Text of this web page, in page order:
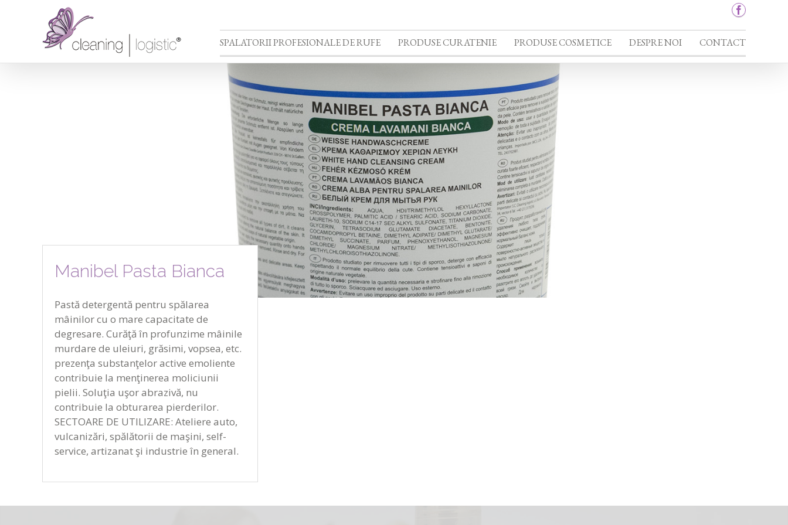
SPALATORII PROFESIONALE DE RUFE PRODUSE CURATENIE PRODUSE COSMETICE DESPRE NOI CONTACT
Manibel Pasta Bianca
Pastă detergentă pentru spălarea
mâinilor cu o mare capacitate de
degresare. Curăţă în profunzime mâinile
murdare de uleiuri, grăsimi, vopsea, etc.
prezenţa substanţelor active emoliente
contribuie la menţinerea moliciunii
pielii. Soluţia uşor abrazivă, nu
contribuie la obturarea pierderilor.
SECTOARE DE UTILIZARE: Ateliere auto,
vulcanizări, spălătorii de maşini, self-
service, artizanat şi industrie în general.